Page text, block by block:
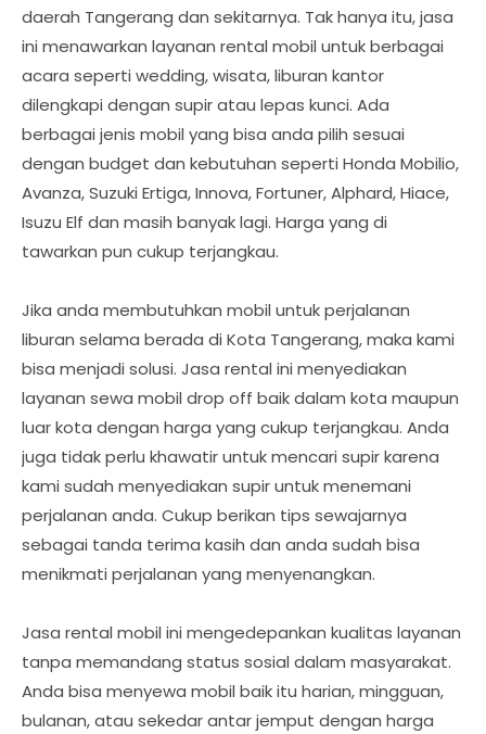
daerah Tangerang dan sekitarnya. Tak hanya itu, jasa
ini menawarkan layanan rental mobil untuk berbagai
acara seperti wedding, wisata, liburan kantor
dilengkapi dengan supir atau lepas kunci. Ada
berbagai jenis mobil yang bisa anda pilih sesuai
dengan budget dan kebutuhan seperti Honda Mobilio,
Avanza, Suzuki Ertiga, Innova, Fortuner, Alphard, Hiace,
Isuzu Elf dan masih banyak lagi. Harga yang di
tawarkan pun cukup terjangkau.
Jika anda membutuhkan mobil untuk perjalanan
liburan selama berada di Kota Tangerang, maka kami
bisa menjadi solusi. Jasa rental ini menyediakan
layanan sewa mobil drop off baik dalam kota maupun
luar kota dengan harga yang cukup terjangkau. Anda
juga tidak perlu khawatir untuk mencari supir karena
kami sudah menyediakan supir untuk menemani
perjalanan anda. Cukup berikan tips sewajarnya
sebagai tanda terima kasih dan anda sudah bisa
menikmati perjalanan yang menyenangkan.
Jasa rental mobil ini mengedepankan kualitas layanan
tanpa memandang status sosial dalam masyarakat.
Anda bisa menyewa mobil baik itu harian, mingguan,
bulanan, atau sekedar antar jemput dengan harga